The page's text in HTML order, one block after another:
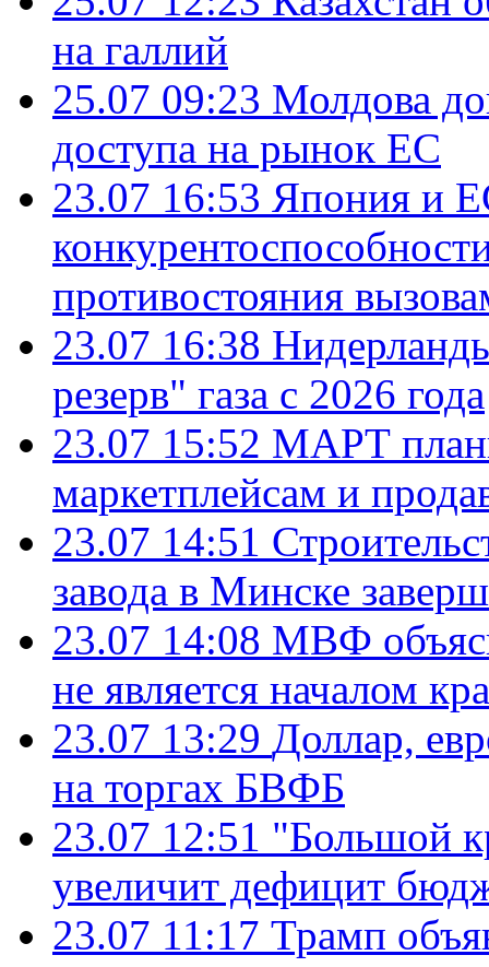
на галлий
25.07 09:23 Молдова
доступа на рынок ЕС
23.07 16:53 Япония и
противостояния
23.07 16:38
резерв" газа с 2026 года
23.07 15:52 МАРТ
маркетплейсам и
23.07 14:51
завода в Минске
23.07 14:08 МВФ
не является началом
23.07 13:29 Доллар,
на торгах БВФБ
23.07 12:51 "Большой
увеличит дефицит
23.07 11:17 Трамп